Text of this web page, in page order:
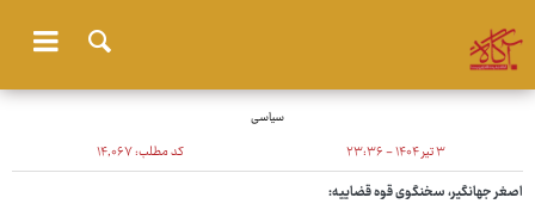
سیاسی
۳ تیر ۱۴۰۴ - ۲۳:۳۶ کد مطلب:۱۴٬۰۶۷
اصغر جهانگیر، سخنگوی قوه قضاییه: